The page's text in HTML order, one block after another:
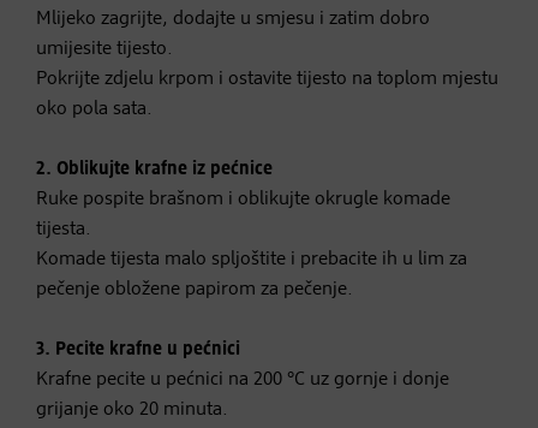
Mlijeko zagrijte, dodajte u smjesu i zatim dobro
umijesite tijesto.
Pokrijte zdjelu krpom i ostavite tijesto na toplom mjestu
oko pola sata.
2. Oblikujte krafne iz pećnice
Ruke pospite brašnom i oblikujte okrugle komade
tijesta.
Komade tijesta malo spljoštite i prebacite ih u lim za
pečenje obložene papirom za pečenje.
3. Pecite krafne u pećnici
Krafne pecite u pećnici na 200 °C uz gornje i donje
grijanje oko 20 minuta.